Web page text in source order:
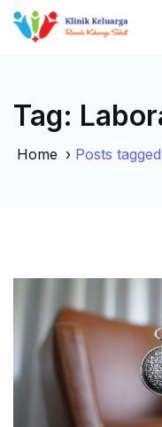
Tag:
Home › Posts